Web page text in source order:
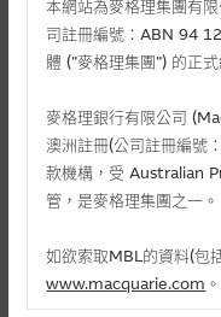
相關文件
本網站為麥格理集團有
司註冊編號：ABN 94
體 (”麥格理集團”) 的正式
麥格理銀行有限公司
澳洲註冊(公司註冊編號
款機構，受 Australian
管，是麥格理集團之一。
如欲索取MBL的資料(包
www.macquarie.com 。